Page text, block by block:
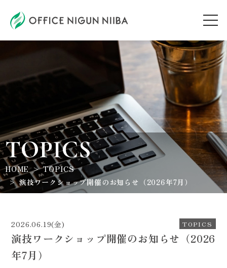
AUDITION
ARTIST
TOPICS
WORKSHOP
CONTACT
TOPICS
HOME
TOPICS
演技ワークショップ開催のお知らせ（2026年7月）
2026.06.19(金) TOPICS
演技ワークショップ開催のお知らせ（2026
年7月）